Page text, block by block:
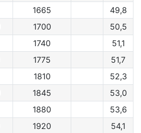
1665
49,8
1700
50,5
1740
51,1
1775
51,7
1810
52,3
1845
53,0
1880
53,6
1920
54,1